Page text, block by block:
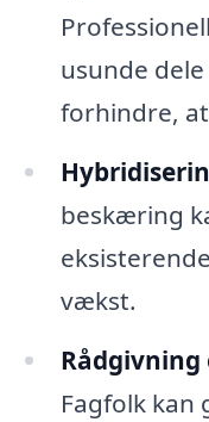
usunde
forhindre,
beskæring
vækst.
Rådgivning
Fagfolk kan